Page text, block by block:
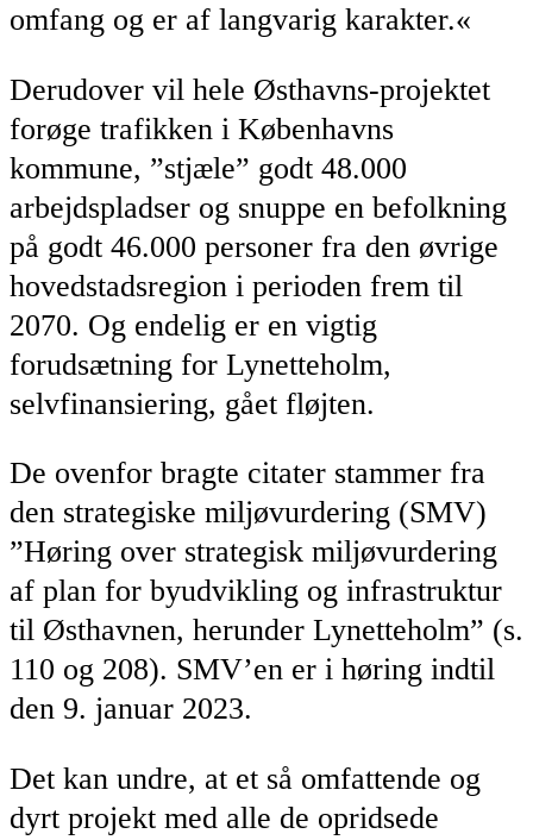
omfang og er af langvarig karakter.«
Derudover vil hele Østhavns-projektet
forøge trafikken i Københavns
kommune, ”stjæle” godt 48.000
arbejdspladser og snuppe en befolkning
på godt 46.000 personer fra den øvrige
hovedstadsregion i perioden frem til
2070. Og endelig er en vigtig
forudsætning for Lynetteholm,
selvfinansiering, gået fløjten.
De ovenfor bragte citater stammer fra
den strategiske miljøvurdering (SMV)
”Høring over strategisk miljøvurdering
af plan for byudvikling og infrastruktur
til Østhavnen, herunder Lynetteholm” (s.
110 og 208). SMV’en er i høring indtil
den 9. januar 2023.
Det kan undre, at et så omfattende og
dyrt projekt med alle de opridsede